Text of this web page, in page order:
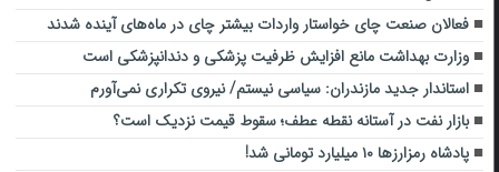
فعالان صنعت چای خواستار واردات بیشتر چای در ماه‌های آینده شدند
وزارت بهداشت مانع افزایش ظرفیت پزشکی و دندانپزشکی است
استاندار جدید مازندران: سیاسی نیستم/ نیروی تکراری نمی‌‌آورم
بازار نفت در آستانه نقطه عطف؛ سقوط قیمت نزدیک است؟
پادشاه رمزارزها ۱۰ میلیارد تومانی شد!